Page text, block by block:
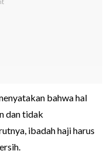
bahwa hal
dan tidak
ibadah haji harus